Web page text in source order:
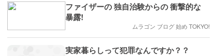
ファイザーの 独自治験からの 衝撃的な
暴露!
ムラゴン ブログ 始め TOKYO!
実家暮らしって犯罪なんですか？？